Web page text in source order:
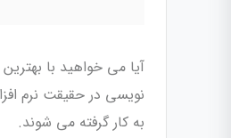
آیا می خواهید با
نویسی در حقیقت نرم
به کار گرفته می شوند.